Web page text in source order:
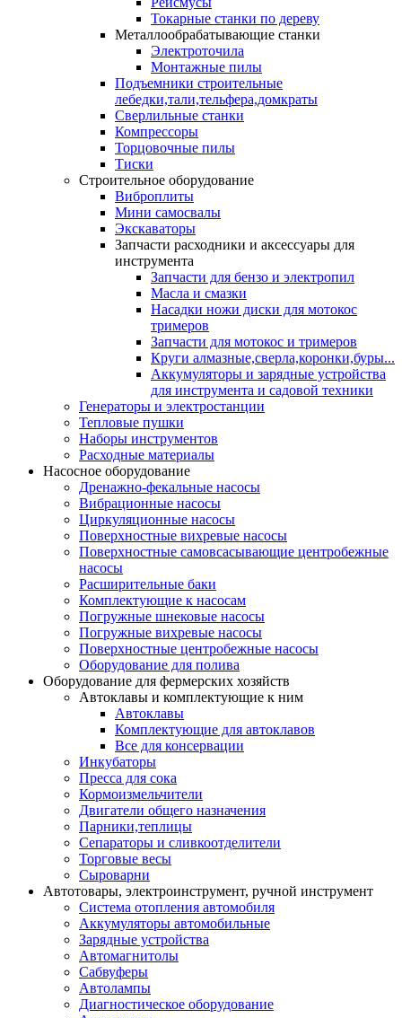
Токарные станки по дереву
Металлообрабатывающие станки
Электроточила
Монтажные пилы
Подъемники строительные
лебедки,тали,тельфера,домкраты
Сверлильные станки
Компрессоры
Торцовочные пилы
Тиски
Строительное оборудование
Виброплиты
Мини самосвалы
Экскаваторы
Запчасти расходники и аксессуары для
инструмента
Запчасти для бензо и электропил
Масла и смазки
Насадки ножи диски для мотокос
тримеров
Запчасти для мотокос и тримеров
Круги алмазные,сверла,коронки,буры...
Аккумуляторы и зарядные устройства
для инструмента и садовой техники
Генераторы и электростанции
Тепловые пушки
Наборы инструментов
Расходные материалы
Насосное оборудование
Дренажно-фекальные насосы
Вибрационные насосы
Циркуляционные насосы
Поверхностные вихревые насосы
Поверхностные самовсасывающие центробежные
насосы
Расширительные баки
Комплектующие к насосам
Погружные шнековые насосы
Погружные вихревые насосы
Поверхностные центробежные насосы
Оборудование для полива
Оборудование для фермерских хозяйств
Автоклавы и комплектующие к ним
Автоклавы
Комплектующие для автоклавов
Все для консервации
Инкубаторы
Пресса для сока
Кормоизмельчители
Двигатели общего назначения
Парники,теплицы
Сепараторы и сливкоотделители
Торговые весы
Сыроварни
Автотовары, электроинструмент, ручной инструмент
Система отопления автомобиля
Аккумуляторы автомобильные
Зарядные устройства
Автомагнитолы
Сабвуферы
Автолампы
Диагностическое оборудование